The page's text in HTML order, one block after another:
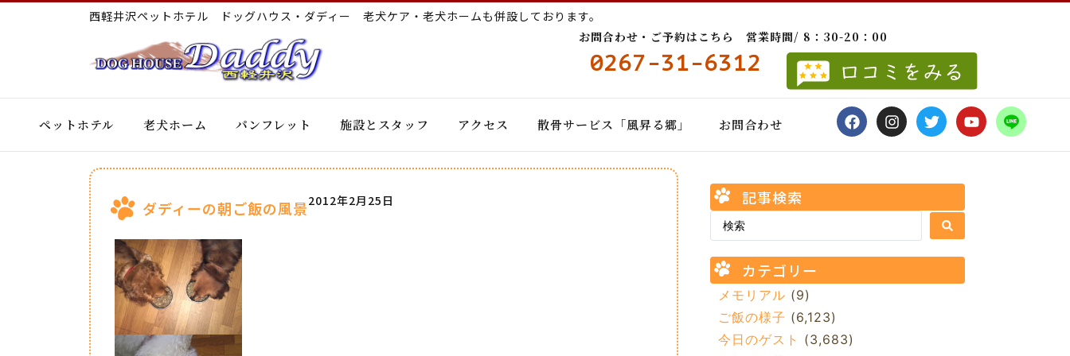
西軽井沢ペットホテル ドッグハウス・ダディー 老犬ケア・老犬ホームも併設しております。
お問合わせ・ご予約はこちら 営業時間/ 8：30-20：00
0267-31-6312
ペットホテル 老犬ホーム パンフレット 施設とスタッフ アクセス 散骨サービス「風昇る郷」 お問合わせ
ダディーの朝ご飯の風景2012年2月25日 記事検索
カテゴリー
メモリアル (9)
ご飯の様子 (6,123)
今日のゲスト (3,683)